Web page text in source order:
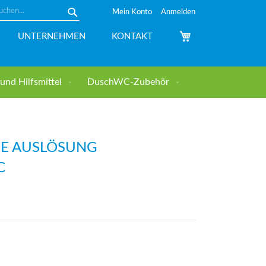
Mein Konto Anmelden
UNTERNEHMEN KONTAKT
Hilfsmittel DuschWC-Zubehör
AUSLÖSUNG